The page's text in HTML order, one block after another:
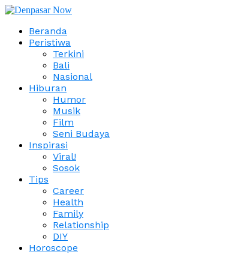
Beranda
Peristiwa
Terkini
Bali
Nasional
Hiburan
Humor
Musik
Film
Seni Budaya
Inspirasi
Viral!
Sosok
Tips
Career
Health
Family
Relationship
DIY
Horoscope